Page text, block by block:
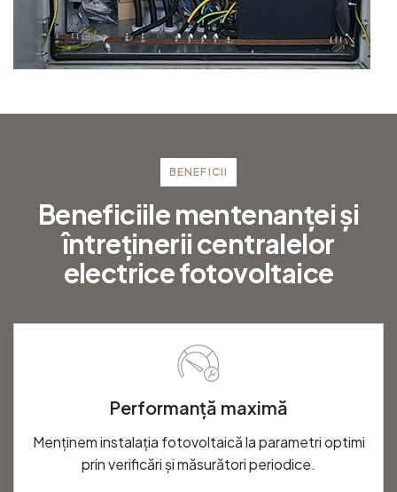
BENEFICII
Beneficiilementenanțeiși
întrețineriicentralelor
electricefotovoltaice
Performanță maximă
Menținem instalația fotovoltaică la parametri optimi
prin verificări și măsurători periodice.